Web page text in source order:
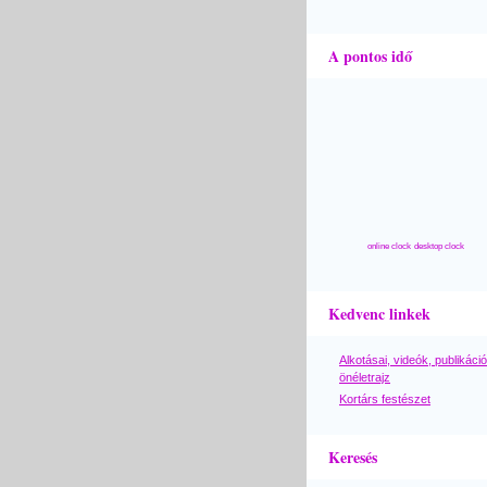
A pontos idő
online clock desktop clock
Kedvenc linkek
Alkotásai, videók,
önéletrajz
Kortárs festészet
Keresés